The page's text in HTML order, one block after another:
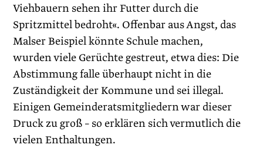
Viehbauern sehen ihr Futter durch die
Spritzmittel bedroht«. Offenbar aus Angst, das
Malser Beispiel könnte Schule machen,
wurden viele ­Gerüchte gestreut, etwa dies: Die
Abstimmung falle überhaupt nicht in die
Zuständigkeit der Kommune und sei illegal.
Einigen Gemeinderatsmitgliedern war dieser
Druck zu groß – so erklären sich vermutlich die
vielen Enthaltungen.